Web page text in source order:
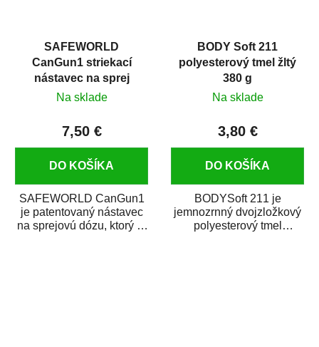
SAFEWORLD
CanGun1 striekací
nástavec na sprej
Na sklade
7,50 €
DO KOŠÍKA
SAFEWORLD CanGun1
je patentovaný nástavec
na sprejovú dózu, ktorý ju
BODY Soft 211
polyesterový tmel žltý
380 g
Na sklade
3,80 €
DO KOŠÍKA
BODYSoft 211 je
jemnozrnný dvojzložkový
polyesterový tmel